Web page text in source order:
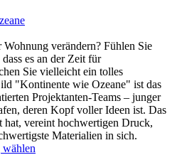
verändern? Fühlen Sie
es an der Zeit für
Sie vielleicht ein tolles
"Kontinente wie Ozeane" ist das
Projektanten-Teams – junger
deren Kopf voller Ideen ist. Das
hat, vereint hochwertigen Druck,
Materialien in sich.